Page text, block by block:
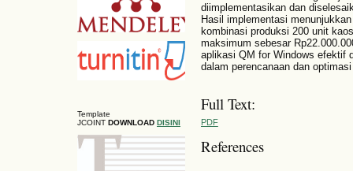
Template
JCOINT DOWNLOAD DISINI
diimplementasikan dan
Hasil implementasi
kombinasi produksi 200 unit
maksimum sebesar
aplikasi QM for Windows efektif
dalam perencanaan dan
Full Text:
PDF
References